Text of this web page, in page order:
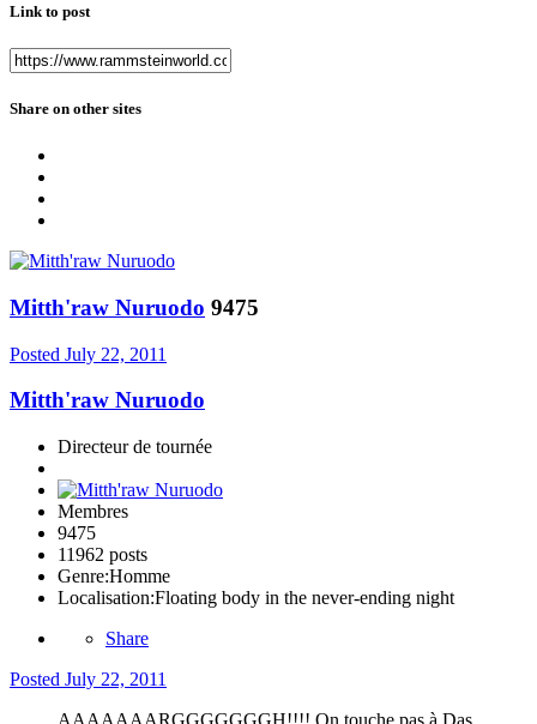
Link to post
Share on other sites
Mitth'raw Nuruodo 9475
Posted July 22, 2011
Mitth'raw Nuruodo
Directeur de tournée
Membres
9475
11962 posts
Genre:Homme
Localisation:Floating body in the never-ending night
Share
Posted July 22, 2011
AAAAAAARGGGGGGGH!!!! On touche pas à Das